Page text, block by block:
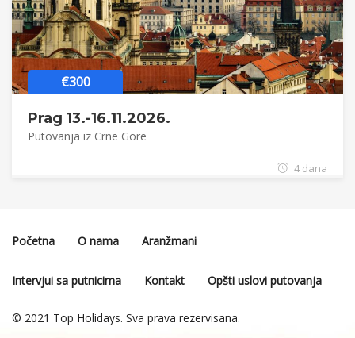
€300
Prag 13.-16.11.2026.
Putovanja iz Crne Gore
4 dana
Početna O nama Aranžmani
Intervjui sa putnicima Kontakt Opšti uslovi putovanja
© 2021 Top Holidays. Sva prava rezervisana.